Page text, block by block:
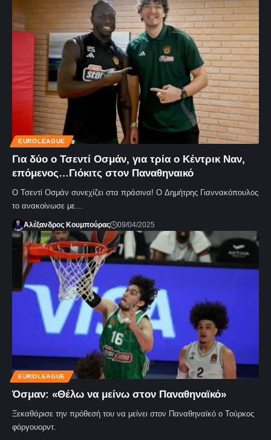
EUROLEAGUE
Για δύο ο Τσεντί Οσμάν, για τρία ο Κέντρικ Ναν,
επόμενος…Γιόκιτς στον Παναθηναικό
Ο Τσεντί Οσμάν συνεχίζει στα πράσινα! Ο Δημήτρης Γιαννακόπουλος
το ανακοίνωσε με…
Αλέξανδρος Κουμπούρας 09/04/2025
EUROLEAGUE
Όσμαν: «Θέλω να μείνω στον Παναθηναϊκό»
Ξεκαθάρισε την πρόθεσή του να μείνει στον Παναθηναϊκό ο Τούρκος
φόργουορντ.